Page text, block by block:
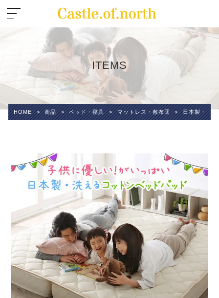
ITEMS
HOME > 商品 > ベッド・寝具 > マットレス・敷布団 > 日本製・洗